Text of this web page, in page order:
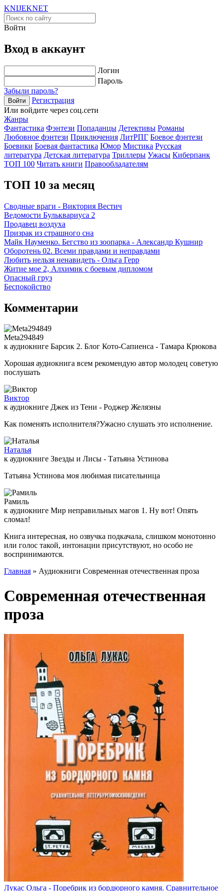
KNIJEKNET
Войти
Вход в аккаунт
Логин
Пароль
Забыли пароль?
Войти
Регистрация
Или войдите через соц.сети
Жанры
Фантастика Фэнтези Попаданцы Детективы Романы
Любовное фэнтези Приключения ЛитРПГ Боевое фэнтези
Боевики Боевая фантастика Юмор Мистика Русская
литература Детская литература Триллеры Ужасы Киберпанк
ТОП 100 Читать книги Правообладателям
ТОП 10 за месяц
Сводные враги - Виктория Вестич
Ведомости Бульквариуса 2
Продавец воздуха
Призрак из страшного сна
Майк Науменко. Бегство из зоопарка - Александр Кушнир
Оборотень 02. Всеми правдами и неправдами
Любить нельзя ненавидеть - Ольга Герр
Житие мое 2, Алхимик с боевым дипломом
Опасный груз
Беспокойство
Комментарии
Meta294849
к аудиокниге Барсик 2. Блог Кото-Сапиенса - Тамара Крюкова
Хорошая аудиокнига всем рекомендую автор молодец советую
послушать
Виктор
к аудиокниге Джек из Тени - Роджер Желязны
Как поменять исполнителя?Ужасно слушать это исполнение.
Наталья
к аудиокниге Звезды и Лисы - Татьяна Устинова
Татьяна Устинова моя любимая писательница
Рамиль
к аудиокниге Мир неправильных магов 1. Ну вот! Опять
сломал!
Книга интересная, но озвучка подкачала, слишком монотонно
или голос такой, интонации присутствуют, но особо не
воспринимаются.
Главная » Аудиокниги Современная отечественная проза
Современная отечественная
проза
Лукас Ольга - Поребрик из бордюрного камня. Сравнительное